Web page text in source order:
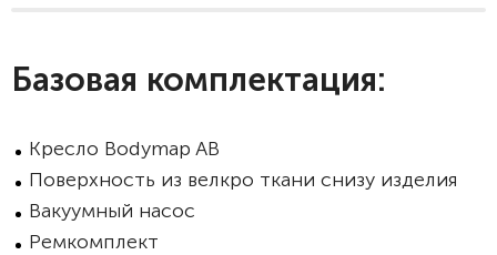
Базовая комплектация:
Кресло Bodymap AВ
Поверхность из велкро ткани снизу изделия
Вакуумный насос
Ремкомплект